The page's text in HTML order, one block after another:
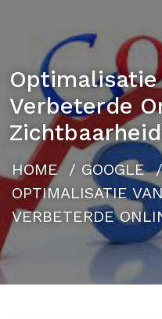
Optimalisatie
Verbeterde
Zichtbaarheid
HOME/ GOOGLE
OPTIMALISATIE
VERBETERDE